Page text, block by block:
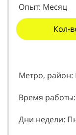
Опыт: Месяц
Кол-
Метро, район:
Время работы:
Дни недели: